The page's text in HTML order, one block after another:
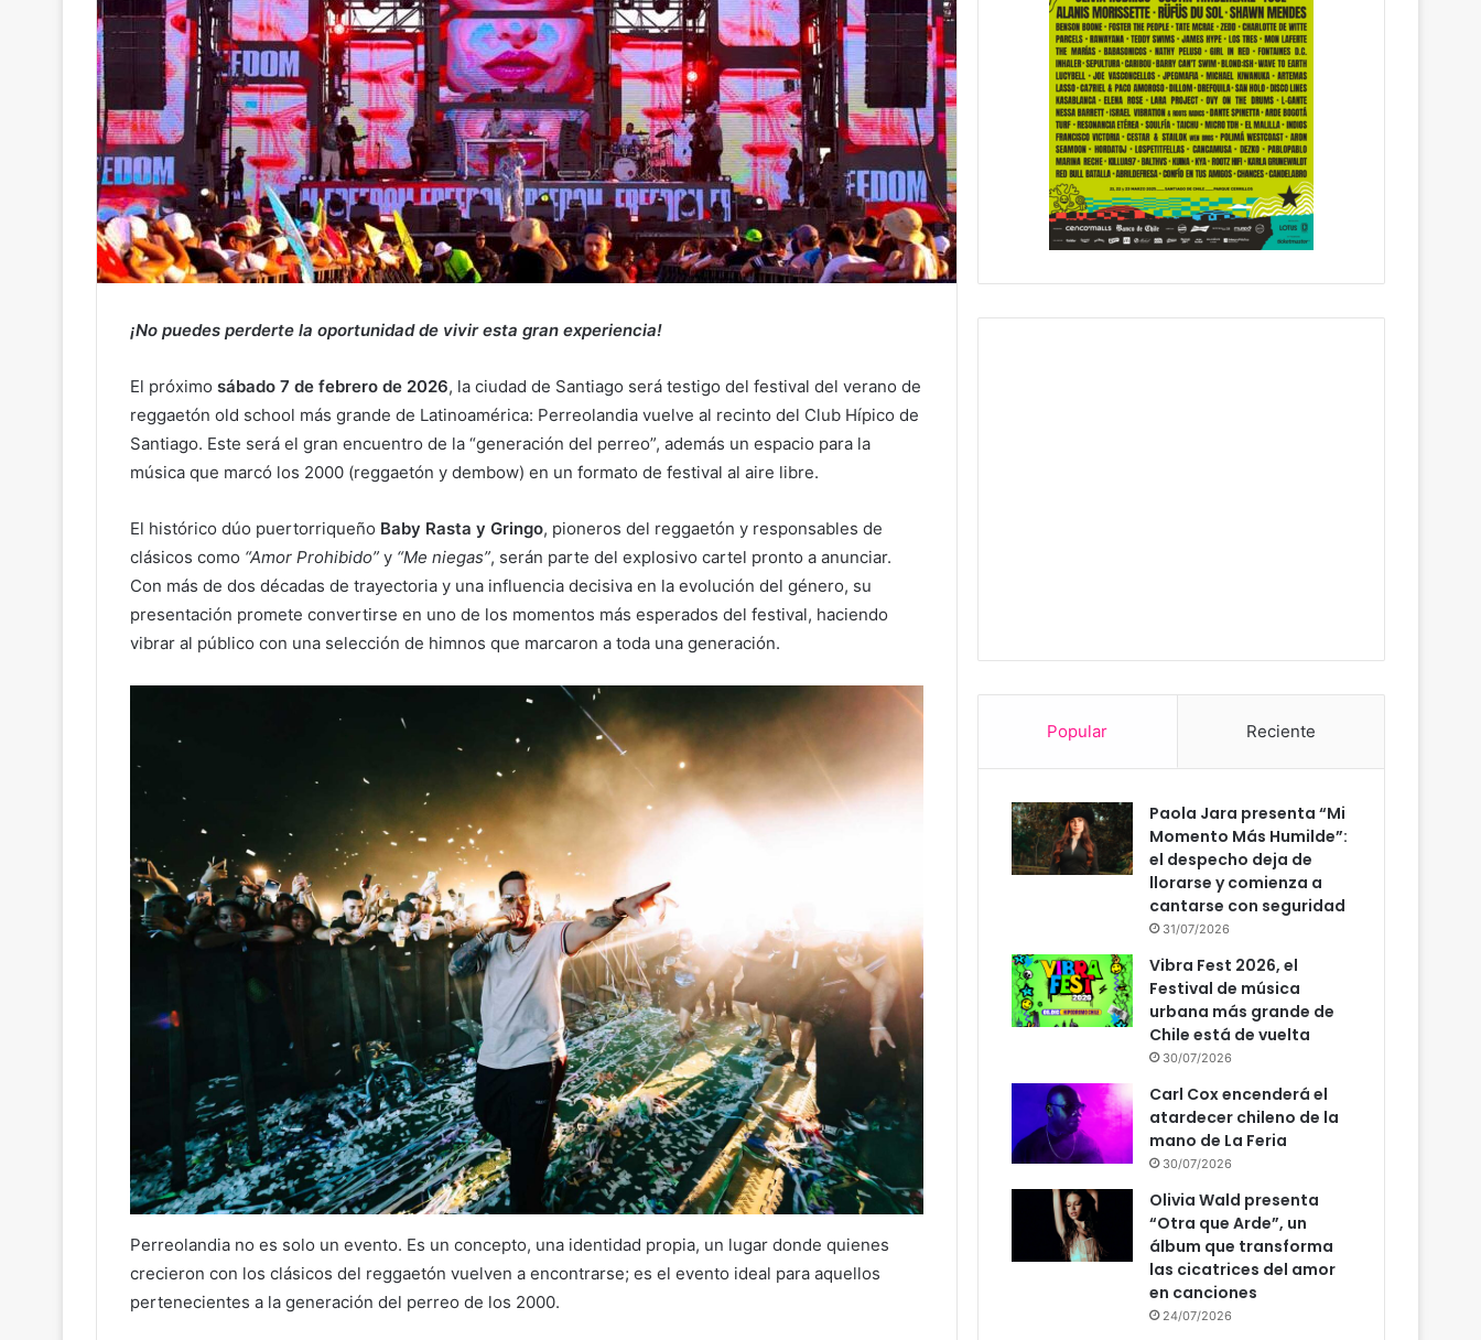
¡No puedes perderte la oportunidad de vivir esta gran experiencia!
El próximo sábado 7 de febrero de 2026, la ciudad de Santiago será testigo del festival del verano de
reggaetón old school más grande de Latinoamérica: Perreolandia vuelve al recinto del Club Hípico de
Santiago. Este será el gran encuentro de la “generación del perreo”, además un espacio para la
música que marcó los 2000 (reggaetón y dembow) en un formato de festival al aire libre.
El histórico dúo puertorriqueño Baby Rasta y Gringo, pioneros del reggaetón y responsables de
clásicos como “Amor Prohibido” y “Me niegas”, serán parte del explosivo cartel pronto a anunciar.
Con más de dos décadas de trayectoria y una influencia decisiva en la evolución del género, su
presentación promete convertirse en uno de los momentos más esperados del festival, haciendo
vibrar al público con una selección de himnos que marcaron a toda una generación.
Perreolandia no es solo un evento. Es un concepto, una identidad propia, un lugar donde quienes
crecieron con los clásicos del reggaetón vuelven a encontrarse; es el evento ideal para aquellos
pertenecientes a la generación del perreo de los 2000.
Popular Reciente
Paola Jara presenta “Mi
Momento Más Humilde”:
el despecho deja de
llorarse y comienza a
cantarse con seguridad
31/07/2026
Vibra Fest 2026, el
Festival de música
urbana más grande de
Chile está de vuelta
30/07/2026
Carl Cox encenderá el
atardecer chileno de la
mano de La Feria
30/07/2026
Olivia Wald presenta
“Otra que Arde”, un
álbum que transforma
las cicatrices del amor
en canciones
24/07/2026